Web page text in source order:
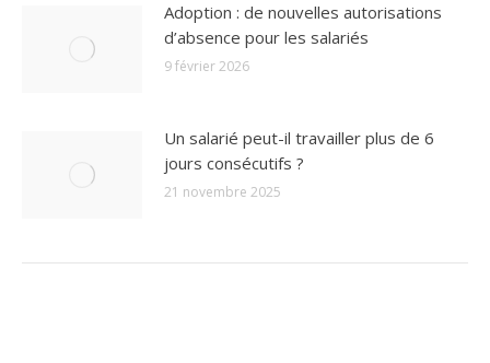
Adoption : de nouvelles autorisations
d’absence pour les salariés
9 février 2026
Un salarié peut-il travailler plus de 6
jours consécutifs ?
21 novembre 2025